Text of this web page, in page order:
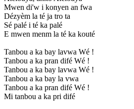
Mwen di'w i konyen an fwa
Dézyèm la té ja tro ta
Sé palé i té ka palé
E mwen menm la té ka kouté
Tanbou a ka bay lavwa Wé !
Tanbou a ka pran difé Wé !
Tanbou a ka bay lavwa Wé !
Tanbou a ka bay la vwa
Tanbou a ka pran difé Wé !
Mi tanbou a ka pri difé